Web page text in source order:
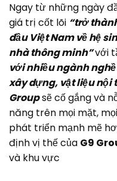
Ngay từ những ngày
giá trị cốt lõi “trở
đầu Việt Nam về hệ
nhà thông minh”với
với nhiều ngành
xây dựng, vật liệu nội
Groupsẽ cố gắng và
năng trên mọi mặt,
phát triển mạnh mẽ
định vị thế của G9
và khu vực